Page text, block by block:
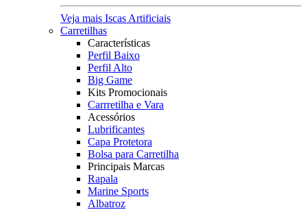
Veja mais Iscas Artificiais
Carretilhas
Características
Perfil Baixo
Perfil Alto
Big Game
Kits Promocionais
Carrretilha e Vara
Acessórios
Lubrificantes
Capa Protetora
Bolsa para Carretilha
Principais Marcas
Rapala
Marine Sports
Albatroz